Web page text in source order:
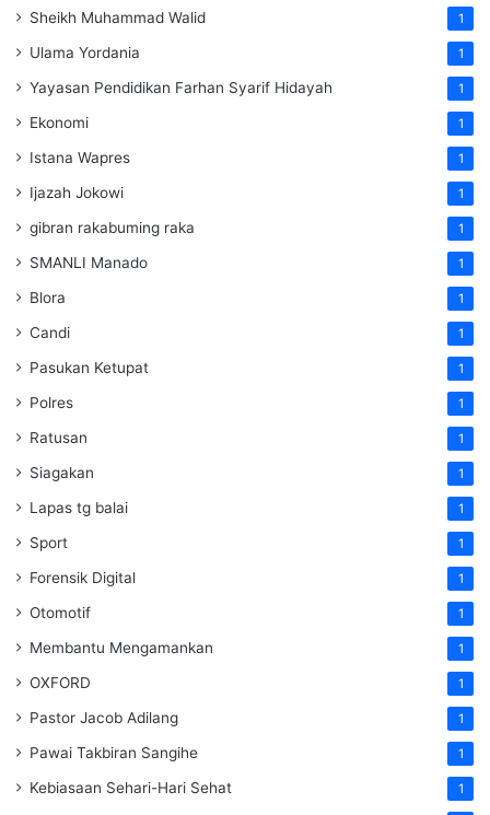
Sheikh Muhammad Walid 1
Ulama Yordania 1
Yayasan Pendidikan Farhan Syarif Hidayah 1
Ekonomi 1
Istana Wapres 1
Ijazah Jokowi 1
gibran rakabuming raka 1
SMANLI Manado 1
Blora 1
Candi 1
Pasukan Ketupat 1
Polres 1
Ratusan 1
Siagakan 1
Lapas tg balai 1
Sport 1
Forensik Digital 1
Otomotif 1
Membantu Mengamankan 1
OXFORD 1
Pastor Jacob Adilang 1
Pawai Takbiran Sangihe 1
Kebiasaan Sehari-Hari Sehat 1